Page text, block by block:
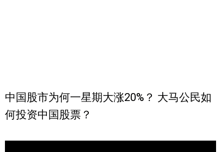
中国股市为何一星期大涨20%？ 大马公民如
何投资中国股票？